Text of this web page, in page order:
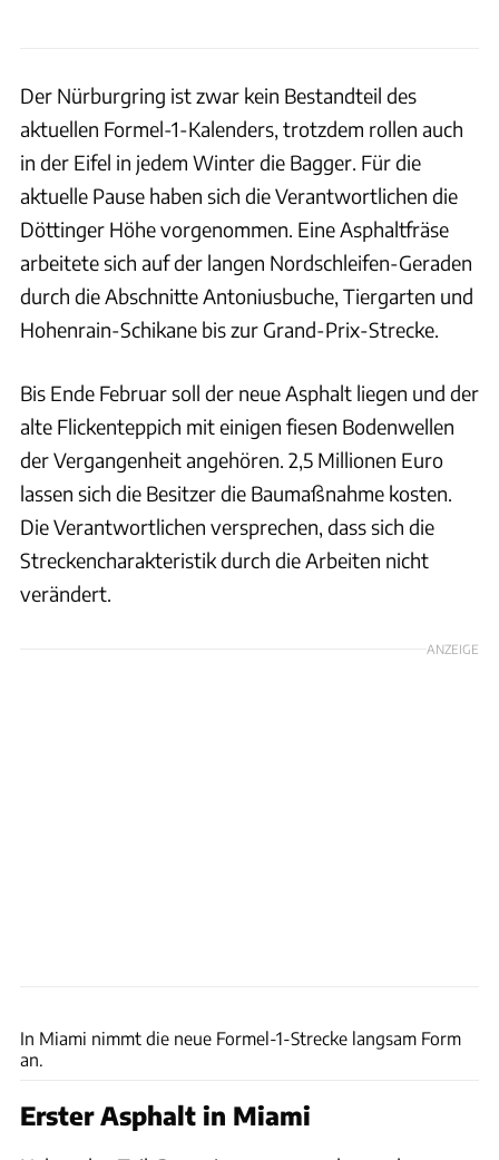
Der Nürburgring ist zwar kein Bestandteil des
aktuellen Formel-1-Kalenders, trotzdem rollen auch
in der Eifel in jedem Winter die Bagger. Für die
aktuelle Pause haben sich die Verantwortlichen die
Döttinger Höhe vorgenommen. Eine Asphaltfräse
arbeitete sich auf der langen Nordschleifen-Geraden
durch die Abschnitte Antoniusbuche, Tiergarten und
Hohenrain-Schikane bis zur Grand-Prix-Strecke.
Bis Ende Februar soll der neue Asphalt liegen und der
alte Flickenteppich mit einigen fiesen Bodenwellen
der Vergangenheit angehören. 2,5 Millionen Euro
lassen sich die Besitzer die Baumaßnahme kosten.
Die Verantwortlichen versprechen, dass sich die
Streckencharakteristik durch die Arbeiten nicht
verändert.
ANZEIGE
In Miami nimmt die neue Formel-1-Strecke langsam Form
an.
Erster Asphalt in Miami